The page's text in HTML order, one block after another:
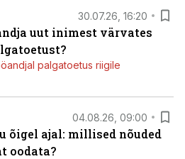
30.07.26, 16:20
uut inimest värvates
palgatoetus riigile
04.08.26, 09:00
õigel ajal: millised nõuded
oodata?